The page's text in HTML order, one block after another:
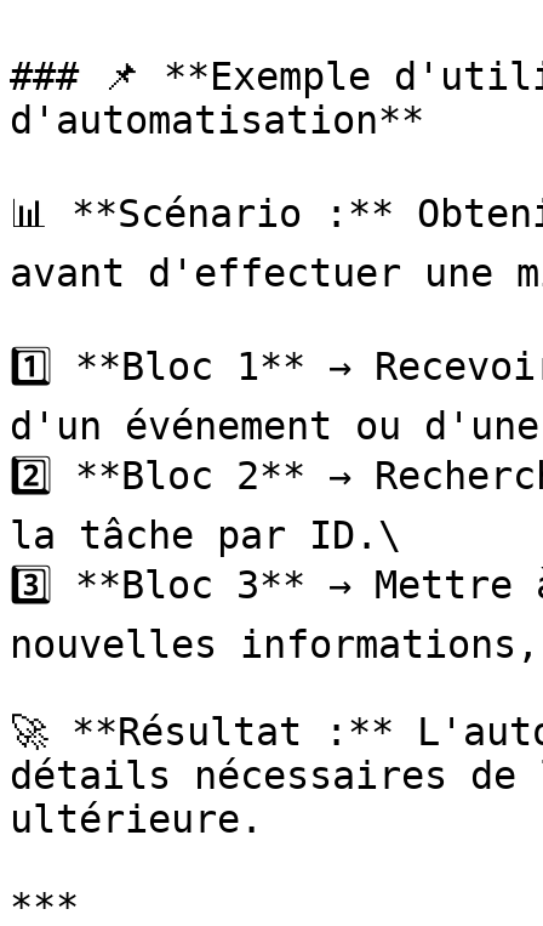
### 📌 **Exemple
d'automatisation**
📊 **Scénario :**
avant d'effectuer une
1️⃣ **Bloc 1** →
d'un événement ou
2️⃣ **Bloc 2** →
la tâche par ID.\
3️⃣ **Bloc 3** →
nouvelles
🚀 **Résultat :**
détails nécessaires
ultérieure.
***